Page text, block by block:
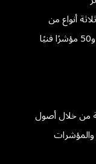
توفر Traze Trading Terminal ثلاثة أنواع من
الرسوم البيانية، وتسعة أطر زمنية، و50 مؤشرًا فنيًا
من خلال أصول
والمؤشرات